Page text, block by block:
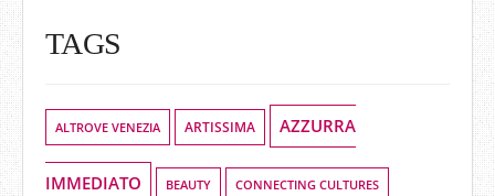
TAGS
ALTROVE VENEZIA ARTISSIMA AZZURRA
IMMEDIATO BEAUTY CONNECTING CULTURES